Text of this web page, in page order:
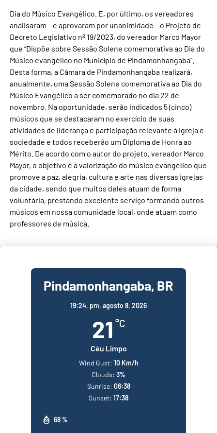
Dia do Músico Evangélico. E, por último, os vereadores
analisaram – e aprovaram por unanimidade – o Projeto de
Decreto Legislativo nº 19/2023, do vereador Marco Mayor
que “Dispõe sobre Sessão Solene comemorativa ao Dia do
Músico evangélico no Município de Pindamonhangaba”.
Desta forma, a Câmara de Pindamonhangaba realizará,
anualmente, uma Sessão Solene comemorativa ao Dia do
Músico Evangélico a ser comemorado no dia 22 de
novembro. Na oportunidade, serão indicados 5 (cinco)
músicos que se destacaram no exercício de suas
atividades de liderança e participação relevante à igreja e
sociedade e todos receberão um Diploma de Honra ao
Mérito. De acordo com o autor do projeto, vereador Marco
Mayor, o objetivo é a valorização do músico evangélico que
promove a paz, alegria, cultura e arte nas diversas igrejas
da cidade, sendo que muitos deles atuam de forma
voluntária, prestando excelente serviço formando outros
músicos em nossa comunidade local, onde atuam como
professores de música.
Pindamonhangaba, BR
19:24, pm, agosto 8, 2026
21 °C
Céu Limpo
68 %
Wind Gust: 10 Km/h
Clouds: 3%
Sunrise: 06:38
Sunset: 17:38